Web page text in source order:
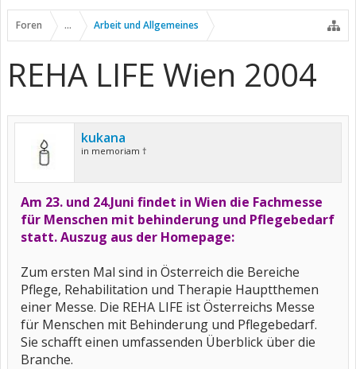
Foren ... Arbeit und Allgemeines
REHA LIFE Wien 2004
kukana
in memoriam †
Am 23. und 24.Juni findet in Wien die Fachmesse
für Menschen mit behinderung und Pflegebedarf
statt. Auszug aus der Homepage:
Zum ersten Mal sind in Österreich die Bereiche
Pflege, Rehabilitation und Therapie Hauptthemen
einer Messe. Die REHA LIFE ist Österreichs Messe
für Menschen mit Behinderung und Pflegebedarf.
Sie schafft einen umfassenden Überblick über die
Branche.